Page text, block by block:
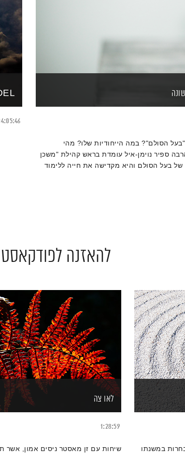
הסולם"? במה הייחודיות שלו? מהי
ספיר נוימן-איל עומדת בראש קהילת "משכן
בעל הסולם והיא מקדישה את חייה ללימוד
להאזנה
במשנתו
לאו צה
1:28:59
שיחות עם זן מאסטר ניסים אמון, אשר